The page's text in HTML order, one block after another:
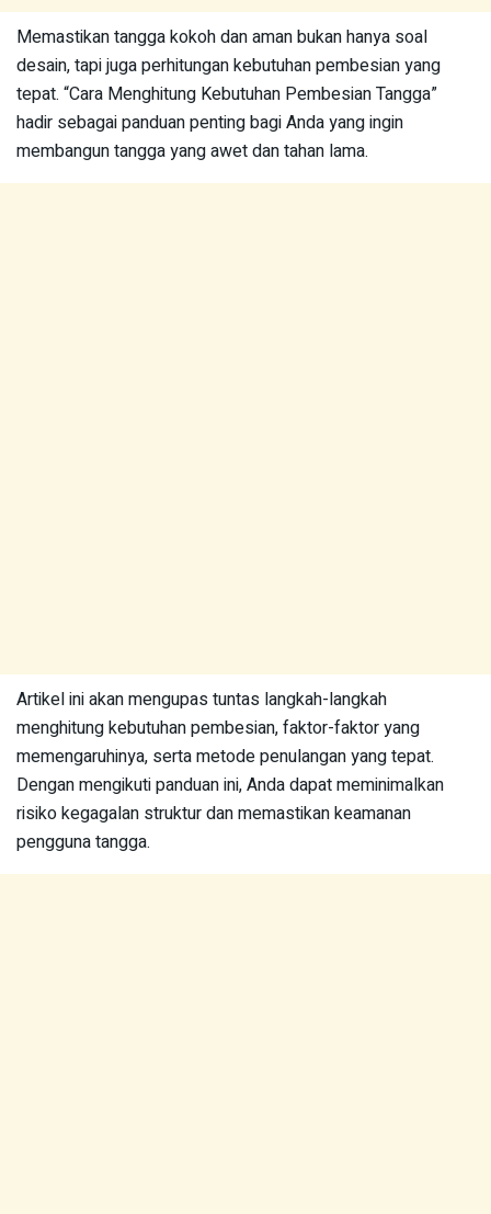
Memastikan tangga kokoh dan aman bukan hanya soal
desain, tapi juga perhitungan kebutuhan pembesian yang
tepat. “Cara Menghitung Kebutuhan Pembesian Tangga”
hadir sebagai panduan penting bagi Anda yang ingin
membangun tangga yang awet dan tahan lama.
Artikel ini akan mengupas tuntas langkah-langkah
menghitung kebutuhan pembesian, faktor-faktor yang
memengaruhinya, serta metode penulangan yang tepat.
Dengan mengikuti panduan ini, Anda dapat meminimalkan
risiko kegagalan struktur dan memastikan keamanan
pengguna tangga.